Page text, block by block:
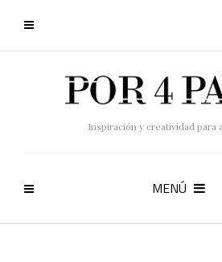
Inspiración y creatividad para
MENÚ